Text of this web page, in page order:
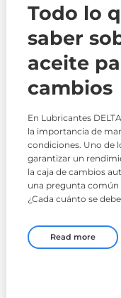
Todo lo
saber
aceite
cambios
En Lubricantes
la importancia de
condiciones. Uno de
garantizar un
la caja de cambios
una pregunta común
¿Cada cuánto se
Read more